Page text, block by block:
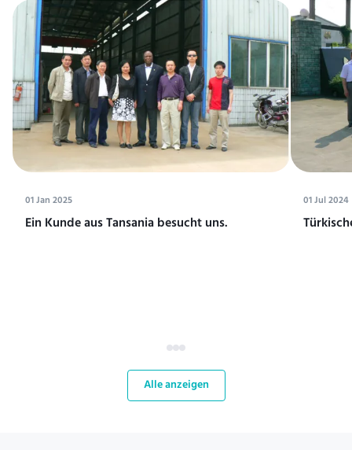
01 Jan 2025
Ein Kunde aus Tansania besucht uns.
01 Jul 2024
Alle anzeigen